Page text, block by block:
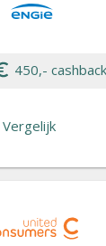
450,- cashback
Vergelijk